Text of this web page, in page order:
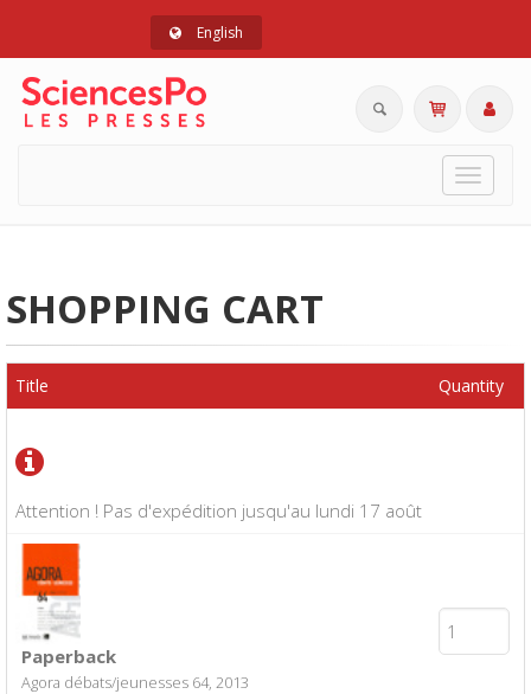
English
Toggle
SHOPPING CART
Attention ! Pas d'expédition jusqu'au lundi 17 août
Title Quantity
Paperback
Agora débats/jeunesses 64, 2013